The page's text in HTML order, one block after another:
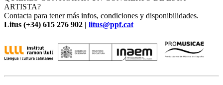
ARTISTA?
Contacta para tener más infos, condiciones y disponibilidades.
Litus (+34) 615 276 902 | litus@ppf.cat